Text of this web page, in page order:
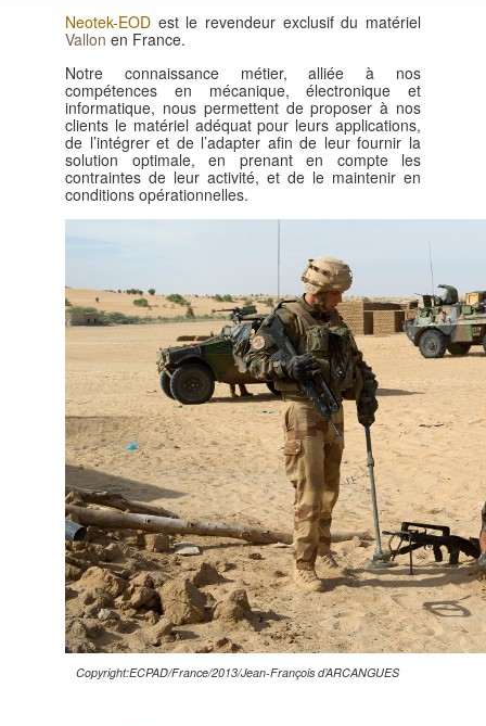
Neotek-EOD est le revendeur exclusif du matériel
Vallon en France.
Notre connaissance métier, alliée à nos
compétences en mécanique, électronique et
informatique, nous permettent de proposer à nos
clients le matériel adéquat pour leurs applications,
de l’intégrer et de l’adapter afin de leur fournir la
solution optimale, en prenant en compte les
contraintes de leur activité, et de le maintenir en
conditions opérationnelles.
Copyright:ECPAD/France/2013/Jean-François d’ARCANGUES